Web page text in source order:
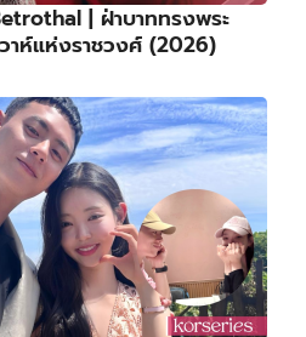
| ฝ่าบาททรงพระ
ห์แห่งราชวงศ์ (2026)